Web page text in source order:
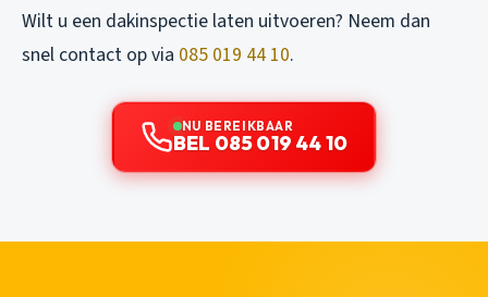
Wilt u een dakinspectie laten uitvoeren? Neem dan
snel contact op via 085 019 44 10.
NU BEREIKBAAR
BEL 085 019 44 10